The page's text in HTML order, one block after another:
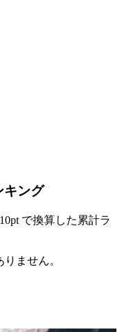
キング
で換算した累計ラ
ません。